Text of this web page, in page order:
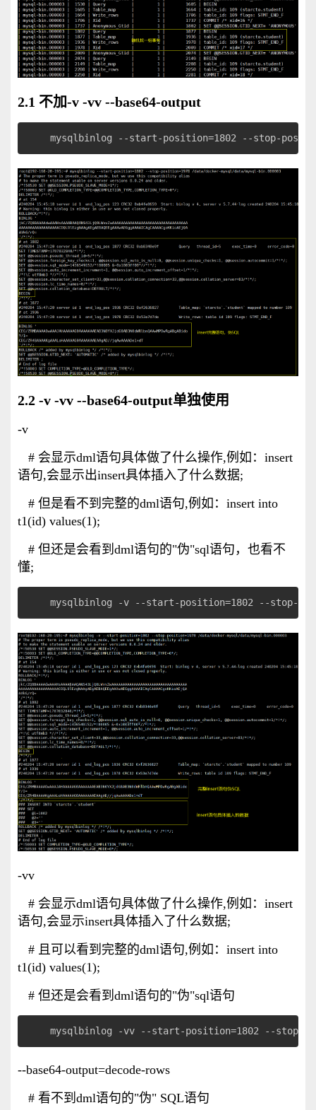
2.1 不加-v -vv --base64-output
mysqlbinlog --start-position=1802 --stop-
2.2 -v -vv --base64-output单独使用
-v
# 会显示dml语句具体做了什么操作,例如：insert
语句,会显示出insert具体插入了什么数据;
# 但是看不到完整的dml语句,例如：insert into
t1(id) values(1);
# 但还是会看到dml语句的"伪"sql语句，也看不
懂;
mysqlbinlog -v --start-position=1802 --stop-
-vv
# 会显示dml语句具体做了什么操作,例如：insert
语句,会显示insert具体插入了什么数据;
# 且可以看到完整的dml语句,例如：insert into
t1(id) values(1);
# 但还是会看到dml语句的"伪"sql语句
mysqlbinlog -vv --start-position=1802 --stop-
--base64-output=decode-rows
# 看不到dml语句的"伪" SQL语句